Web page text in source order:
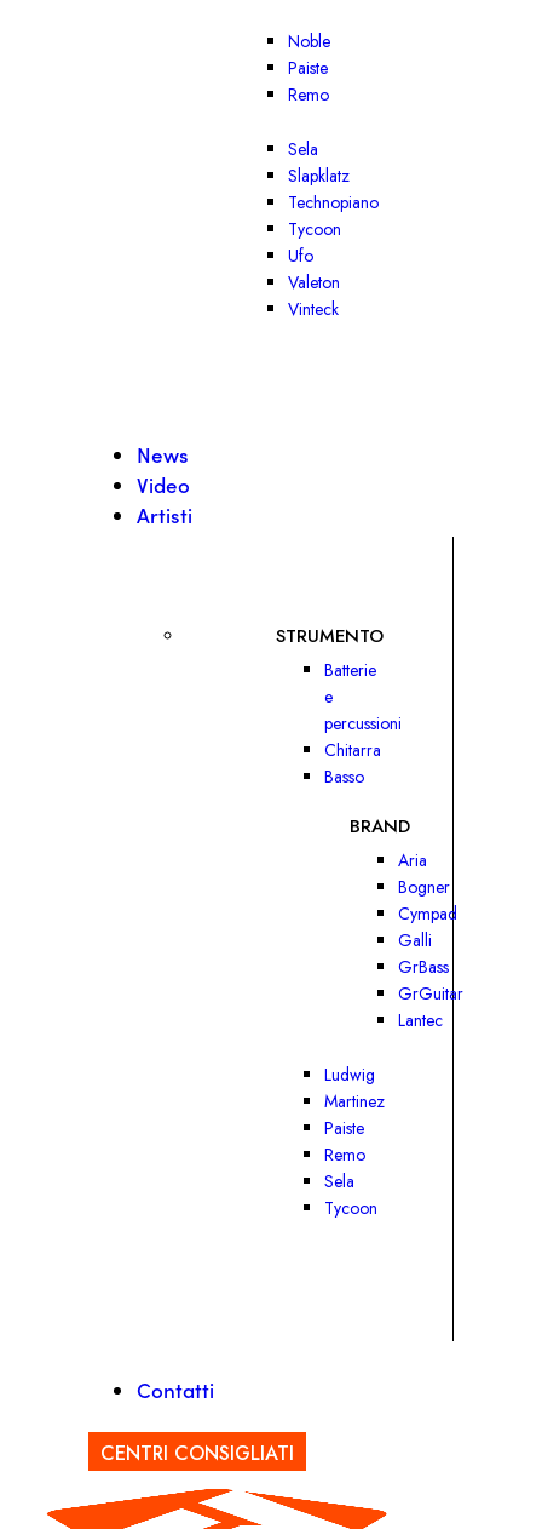
Noble
Paiste
Remo
Sela
Slapklatz
Technopiano
Tycoon
Ufo
Valeton
Vinteck
News
Video
Artisti
STRUMENTO
Batterie
e
percussioni
Chitarra
Basso
BRAND
Aria
Bogner
Cympad
Galli
GrBass
GrGuitar
Lantec
Ludwig
Martinez
Paiste
Remo
Sela
Tycoon
Contatti
CENTRI CONSIGLIATI